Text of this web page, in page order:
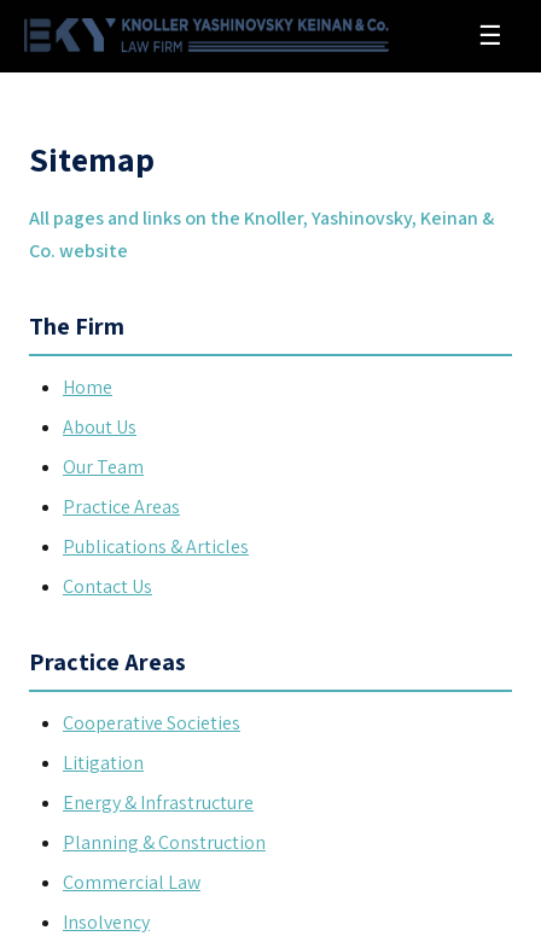
EKY ☰
Sitemap
All pages and links on the Knoller, Yashinovsky, Keinan &
Co. website
The Firm
Home
About Us
Our Team
Practice Areas
Publications & Articles
Contact Us
Practice Areas
Cooperative Societies
Litigation
Energy & Infrastructure
Planning & Construction
Commercial Law
Insolvency